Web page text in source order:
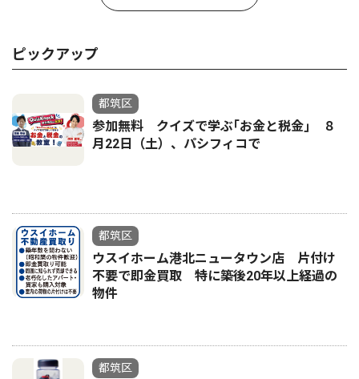
ピックアップ
都筑区
参加無料 クイズで学ぶ｢お金と税金｣ ８
月22日（土）、パシフィコで
都筑区
ウスイホーム港北ニュータウン店 片付け
不要で即金買取 特に築後20年以上経過の
物件
都筑区